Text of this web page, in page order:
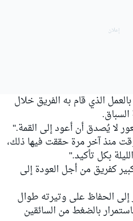
الذي قام به الفريق خلال
السباق.
لا يُصدق أن أعود إلى القمة."
منذ آخر مرة حققت فيها ذلك،
بكل تأكيد."
كفريق من أجل العودة إلى
الحفاظ على وتيرته طوال
بالضغط من السائقين